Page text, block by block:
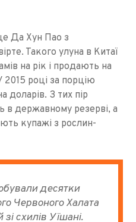
Да Хун Пао з
Такого улуна в Китаї
на рік і продають на
2015 році за порцію
доларів. З тих пір
в державному резерві, а
купажі з рослин-
десятки
Червоного Халата
схилів Уїшані.